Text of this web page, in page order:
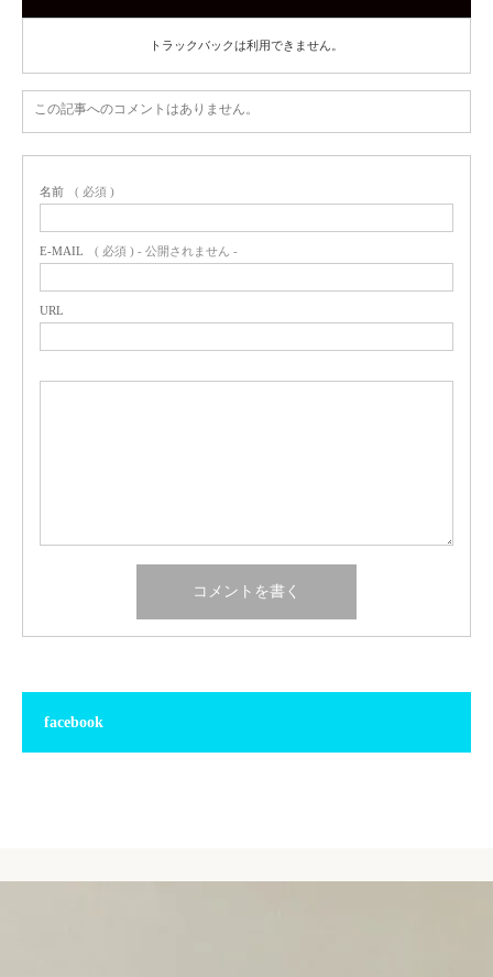
トラックバックは利用できません。
この記事へのコメントはありません。
名前 ( 必須 )
E-MAIL ( 必須 ) - 公開されません -
URL
facebook